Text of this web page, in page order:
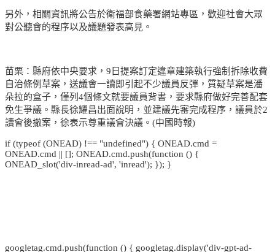
另外，相關資訊將公告於衛福部食藥署網站專區，歡迎社會大眾
對公聽會的程序以及議題發表高見。
苗栗：縣府依中央要求，9日提案訂定違章建築執行強制拆除收費
自治條例草案，送議會一讀即引起不少議員反彈，質疑草案是潘
朵拉的盒子，僅列4個條文就要議員背書，要求縣府做好完善配套
免生爭議。縣長徐耀昌出面說明，並建議先審完成程序，議員於2
讀會後撤案，徐表示尊重議會決議。(中國時報)
if (typeof (ONEAD) !== "undefined") { ONEAD.cmd =
ONEAD.cmd || []; ONEAD.cmd.push(function () {
ONEAD_slot('div-inread-ad', 'inread'); }); }
googletag.cmd.push(function () { googletag.display('div-gpt-ad-